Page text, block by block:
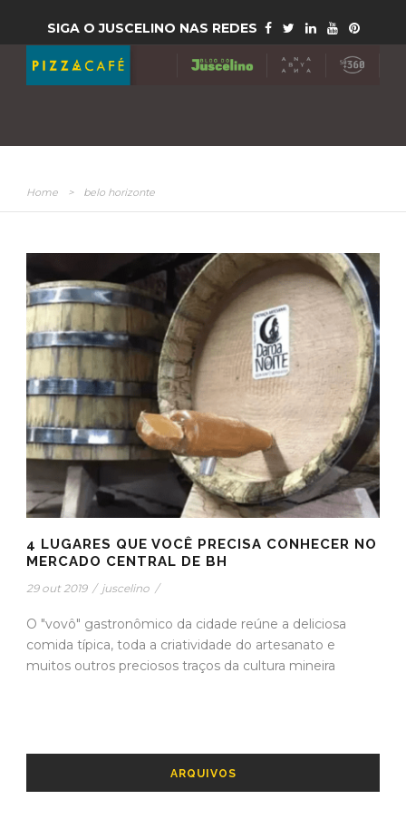
SIGA O JUSCELINO NAS REDES
Home > belo horizonte
4 LUGARES QUE VOCÊ PRECISA CONHECER NO
MERCADO CENTRAL DE BH
29 out 2019 / juscelino /
O "vovô" gastronômico da cidade reúne a deliciosa
comida típica, toda a criatividade do artesanato e
muitos outros preciosos traços da cultura mineira
ARQUIVOS